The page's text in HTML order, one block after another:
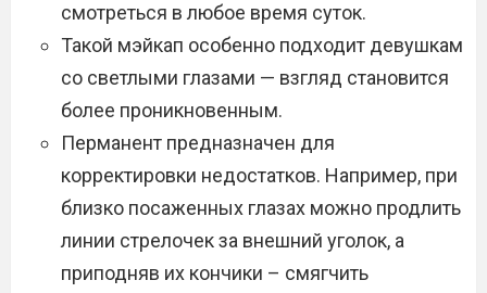
смотреться в любое время суток.
Такой мэйкап особенно подходит девушкам
со светлыми глазами — взгляд становится
более проникновенным.
Перманент предназначен для
корректировки недостатков. Например, при
близко посаженных глазах можно продлить
линии стрелочек за внешний уголок, а
приподняв их кончики – смягчить